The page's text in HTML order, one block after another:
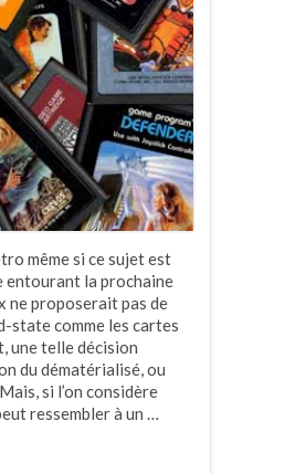
même si ce sujet est
entourant la prochaine
ne proposerait pas de
state comme les cartes
une telle décision
du dématérialisé, ou
si l’on considère
ressembler à un …